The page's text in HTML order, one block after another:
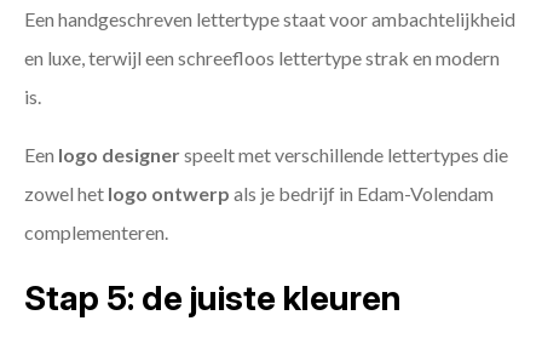
Een handgeschreven lettertype staat voor ambachtelijkheid
en luxe, terwijl een schreefloos lettertype strak en modern
is.
Een logo designerspeelt met verschillende lettertypes die
zowel het logo ontwerp als je bedrijf in Edam-Volendam
complementeren.
Stap 5: de juiste kleuren